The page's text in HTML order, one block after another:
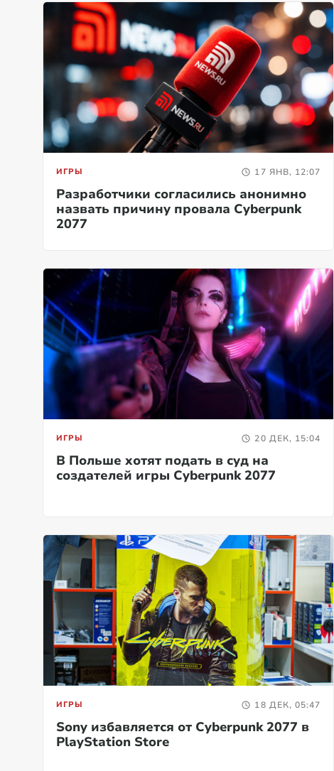
ИГРЫ 17 ЯНВ, 12:07
Разработчики согласились анонимно
назвать причину провала Cyberpunk
2077
ИГРЫ 20 ДЕК, 15:04
В Польше хотят подать в суд на
создателей игры Cyberpunk 2077
ИГРЫ 18 ДЕК, 05:47
Sony избавляется от Cyberpunk 2077 в
PlayStation Store